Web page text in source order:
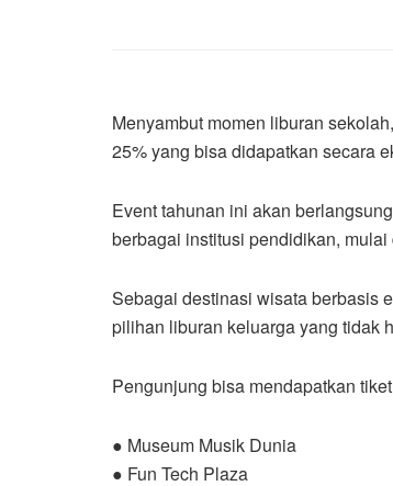
Menyambut momen liburan
25% yang bisa didapatkan secara
Event tahunan ini akan
berbagai institusi pendidikan,
Sebagai destinasi wisata berbasis
pilihan liburan keluarga yang tidak
Pengunjung bisa mendapatkan
● Museum Musik Dunia
● Fun Tech Plaza